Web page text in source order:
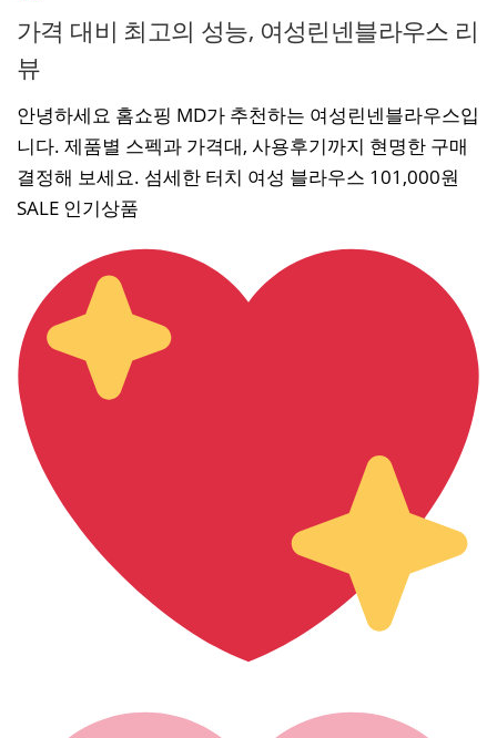
가격 대비 최고의 성능, 여성린넨블라우스 리
뷰
안녕하세요 홈쇼핑 MD가 추천하는 여성린넨블라우스입
니다. 제품별 스펙과 가격대, 사용후기까지 현명한 구매
결정해 보세요. 섬세한 터치 여성 블라우스 101,000원
SALE 인기상품